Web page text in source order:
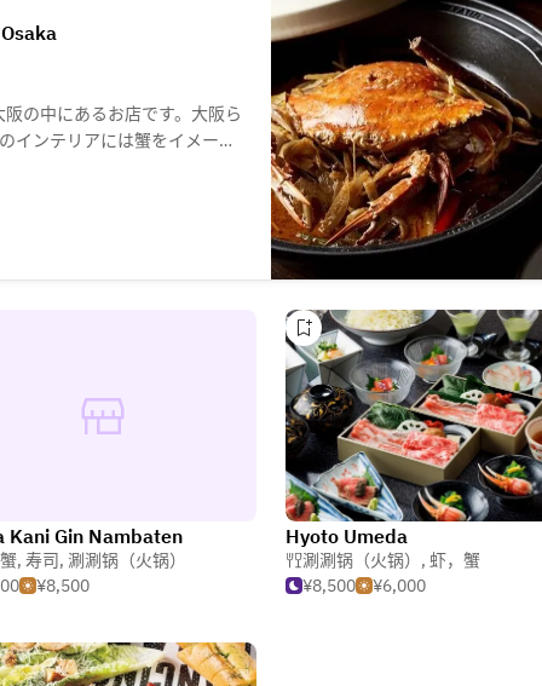
の中にあるお店です。大阪ら
インテリアには蟹をイメージ
Kani Gin Nambaten
, 寿司, 涮涮锅（火锅）
¥8,500
Hyoto Umeda
涮涮锅（火锅） , 虾，蟹
¥8,500
¥6,000